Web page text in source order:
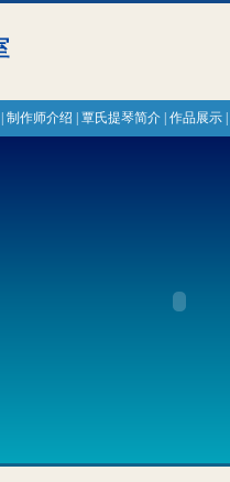
制作师介绍 覃氏提琴简介| 作品展示|